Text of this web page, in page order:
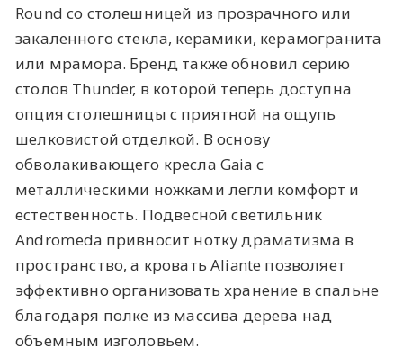
Round со столешницей из прозрачного или
закаленного стекла, керамики, керамогранита
или мрамора. Бренд также обновил серию
столов Thunder, в которой теперь доступна
опция столешницы с приятной на ощупь
шелковистой отделкой. В основу
обволакивающего кресла Gaia с
металлическими ножками легли комфорт и
естественность. Подвесной светильник
Andromeda привносит нотку драматизма в
пространство, а кровать Aliante позволяет
эффективно организовать хранение в спальне
благодаря полке из массива дерева над
объемным изголовьем.